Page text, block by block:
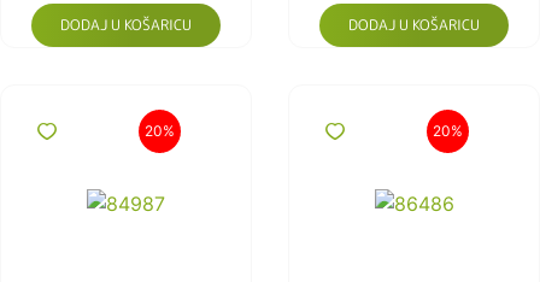
DODAJ U KOŠARICU DODAJ U KOŠARICU
20% 20%